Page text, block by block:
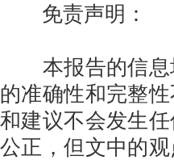
免责声明：
本报告的信息
的准确性和完整
和建议不会发生
公正，但文中的